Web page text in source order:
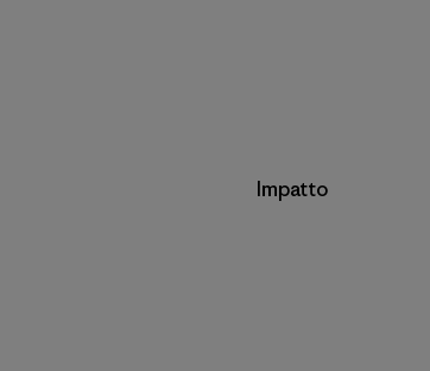
Impatto